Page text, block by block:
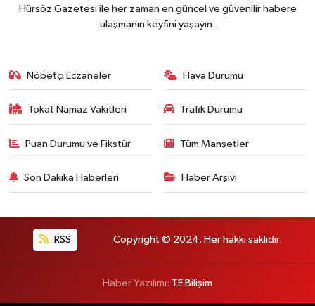
Hürsöz Gazetesi ile her zaman en güncel ve güvenilir habere
ulaşmanın keyfini yaşayın.
Nöbetçi Eczaneler Hava Durumu
Tokat Namaz Vakitleri Trafik Durumu
Puan Durumu ve Fikstür Tüm Manşetler
Son Dakika Haberleri Haber Arşivi
RSS Copyright © 2024. Her hakkı saklıdır.
Haber Yazılımı: TE Bilişim